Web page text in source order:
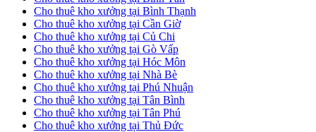
Cho thuê kho xưởng tại Bình Thạnh
Cho thuê kho xưởng tại Cần Giờ
Cho thuê kho xưởng tại Củ Chi
Cho thuê kho xưởng tại Gò Vấp
Cho thuê kho xưởng tại Hóc Môn
Cho thuê kho xưởng tại Nhà Bè
Cho thuê kho xưởng tại Phú Nhuận
Cho thuê kho xưởng tại Tân Bình
Cho thuê kho xưởng tại Tân Phú
Cho thuê kho xưởng tại Thủ Đức